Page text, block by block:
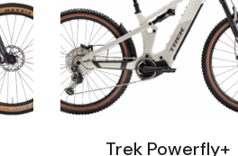
Trek Powerfly+